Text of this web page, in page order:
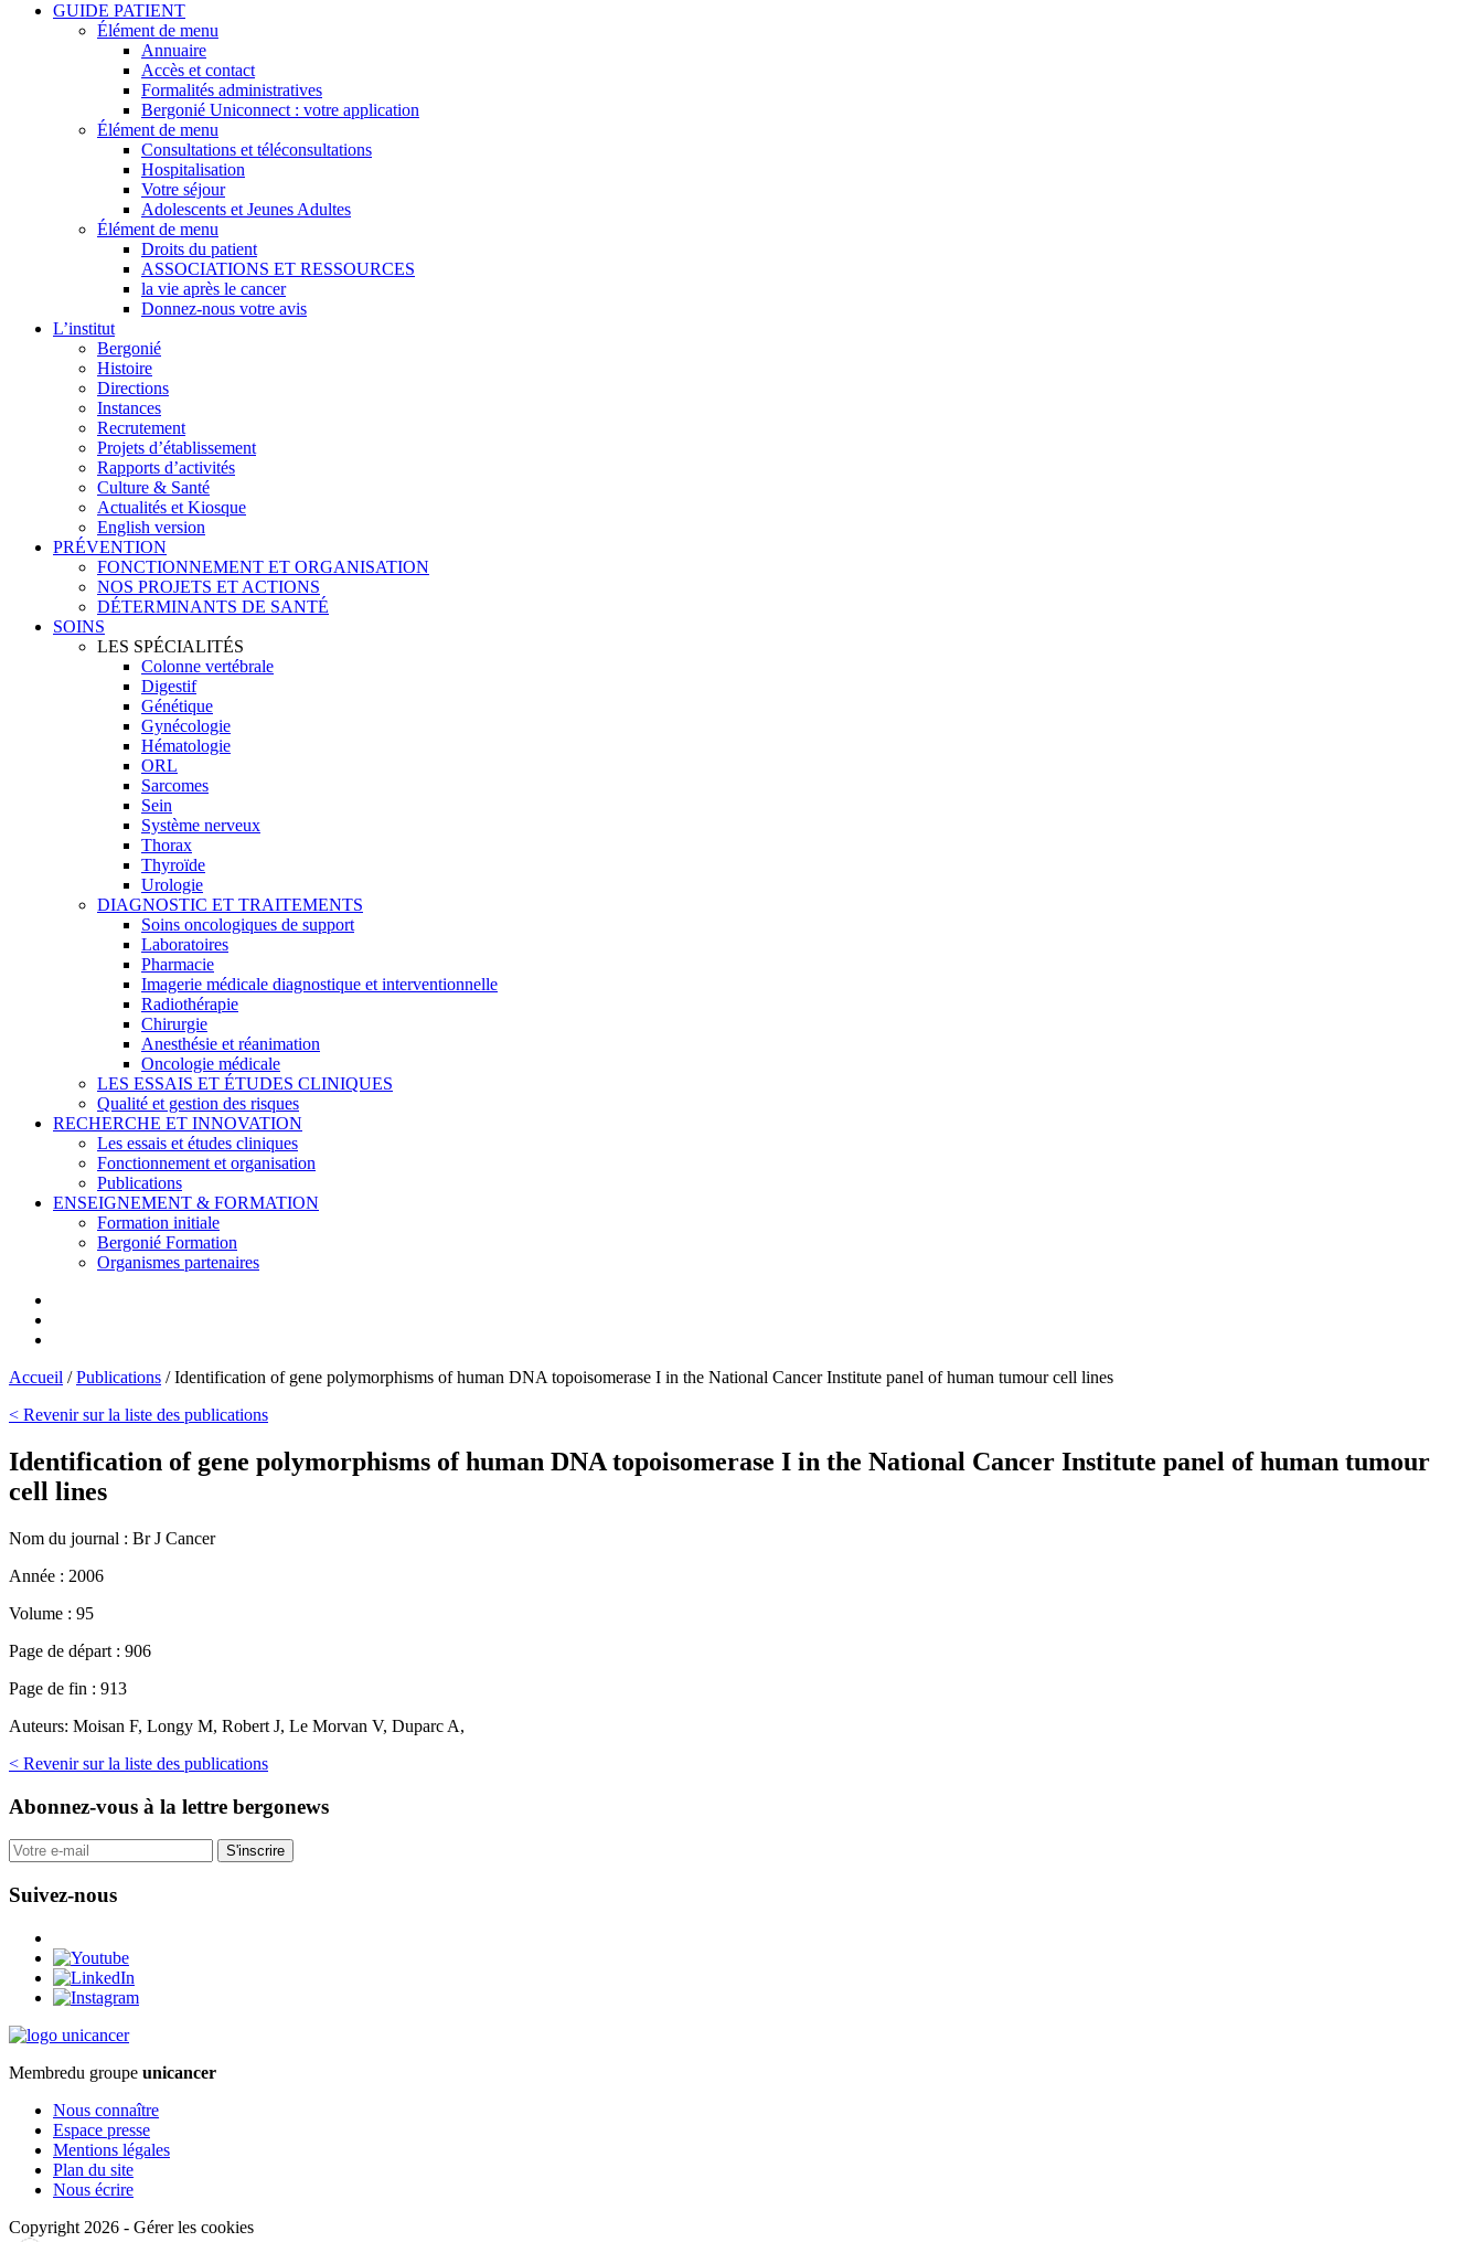
GUIDE PATIENT
Élément de menu
Annuaire
Accès et contact
Formalités administratives
Bergonié Uniconnect : votre application
Élément de menu
Consultations et téléconsultations
Hospitalisation
Votre séjour
Adolescents et Jeunes Adultes
Élément de menu
Droits du patient
ASSOCIATIONS ET RESSOURCES
la vie après le cancer
Donnez-nous votre avis
L’institut
Bergonié
Histoire
Directions
Instances
Recrutement
Projets d’établissement
Rapports d’activités
Culture & Santé
Actualités et Kiosque
English version
PRÉVENTION
FONCTIONNEMENT ET ORGANISATION
NOS PROJETS ET ACTIONS
DÉTERMINANTS DE SANTÉ
SOINS
LES SPÉCIALITÉS
Colonne vertébrale
Digestif
Génétique
Gynécologie
Hématologie
ORL
Sarcomes
Sein
Système nerveux
Thorax
Thyroïde
Urologie
DIAGNOSTIC ET TRAITEMENTS
Soins oncologiques de support
Laboratoires
Pharmacie
Imagerie médicale diagnostique et interventionnelle
Radiothérapie
Chirurgie
Anesthésie et réanimation
Oncologie médicale
LES ESSAIS ET ÉTUDES CLINIQUES
Qualité et gestion des risques
RECHERCHE ET INNOVATION
Les essais et études cliniques
Fonctionnement et organisation
Publications
ENSEIGNEMENT & FORMATION
Formation initiale
Bergonié Formation
Organismes partenaires
Accueil /Publications /Identification of gene polymorphisms of human DNA topoisomerase I in the National Cancer Institute panel of human tumour cell lines
< Revenir sur la liste des publications
Identification of gene polymorphisms of human DNA topoisomerase I in the National Cancer Institute panel of human tumour
cell lines
Nom du journal : Br J Cancer
Année : 2006
Volume : 95
Page de départ : 906
Page de fin : 913
Auteurs: Moisan F, Longy M, Robert J, Le Morvan V, Duparc A,
< Revenir sur la liste des publications
Abonnez-vous à la lettre bergonews
S'inscrire
Suivez-nous
Membredu groupe unicancer
Nous connaître
Espace presse
Mentions légales
Plan du site
Nous écrire
Copyright 2026 - Gérer les cookies